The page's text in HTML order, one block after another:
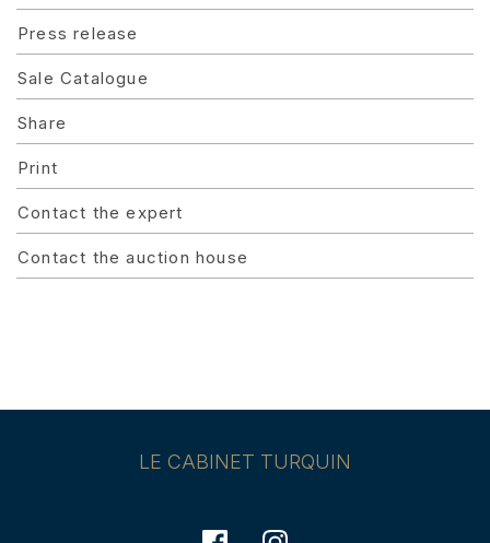
Press release
Sale Catalogue
Share
Print
Contact the expert
Contact the auction house
LE CABINET TURQUIN